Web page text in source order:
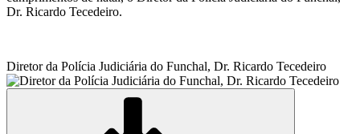
Dr. Ricardo Tecedeiro.
Diretor da Polícia Judiciária do Funchal, Dr. Ricardo Tecedeiro